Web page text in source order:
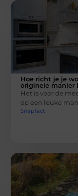
Hoe richt je je
originele manier
Het is voor de
op een leuke
Snapfact